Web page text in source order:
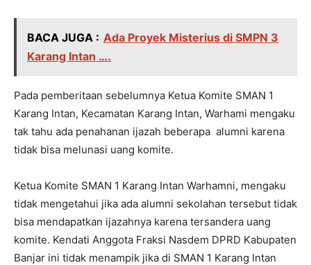
BACA JUGA : Ada Proyek Misterius di SMPN 3
Karang Intan ….
Pada pemberitaan sebelumnya Ketua Komite SMAN 1
Karang Intan, Kecamatan Karang Intan, Warhami mengaku
tak tahu ada penahanan ijazah beberapa alumni karena
tidak bisa melunasi uang komite.
Ketua Komite SMAN 1 Karang Intan Warhamni, mengaku
tidak mengetahui jika ada alumni sekolahan tersebut tidak
bisa mendapatkan ijazahnya karena tersandera uang
komite. Kendati Anggota Fraksi Nasdem DPRD Kabupaten
Banjar ini tidak menampik jika di SMAN 1 Karang Intan